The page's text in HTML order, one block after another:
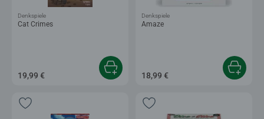
Cat Crimes
Denkspiele
19,99 €
Amaze
Denkspiele
18,99 €